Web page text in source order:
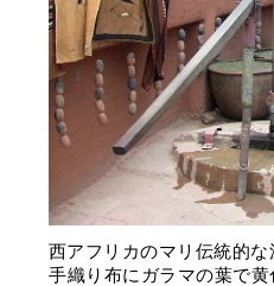
西アフリカのマリ伝統的な
手織り布にガラマの葉で